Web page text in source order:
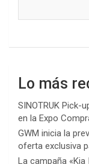
Lo más
SINOTRUK Pick-
en la Expo
GWM inicia la
oferta exclusiva
La campaña